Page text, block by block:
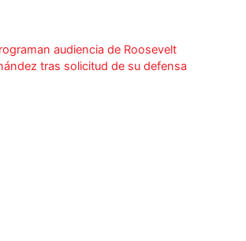
audiencia de Roosevelt
tras solicitud de su defensa